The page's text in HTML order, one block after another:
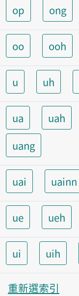
op
ong
oo ooh
u uh
ua uah
uang
uai uainn
ue ueh
ui uih
重新選索引